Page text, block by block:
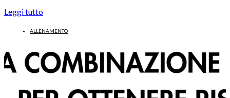
Leggi tutto
ALLENAMENTO